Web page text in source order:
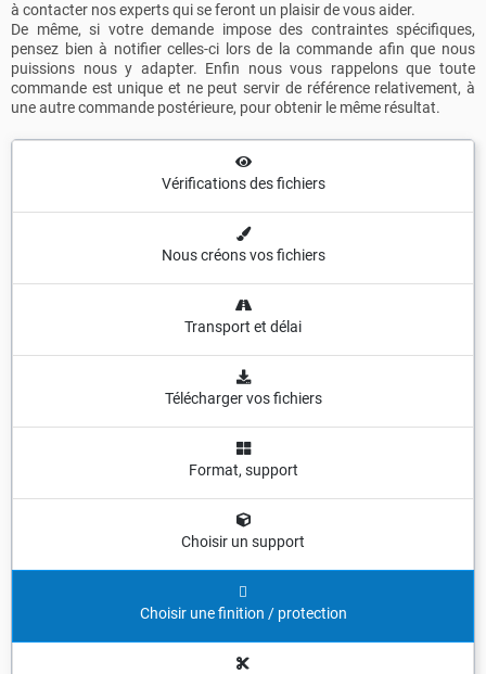
à contacter nos experts qui se feront un plaisir de vous aider.
De même, si votre demande impose des contraintes spécifiques,
pensez bien à notifier celles-ci lors de la commande afin que nous
puissions nous y adapter. Enfin nous vous rappelons que toute
commande est unique et ne peut servir de référence relativement, à
une autre commande postérieure, pour obtenir le même résultat.
Vérifications des fichiers
Nous créons vos fichiers
Transport et délai
Télécharger vos fichiers
Format, support
Choisir un support
Choisir une finition / protection